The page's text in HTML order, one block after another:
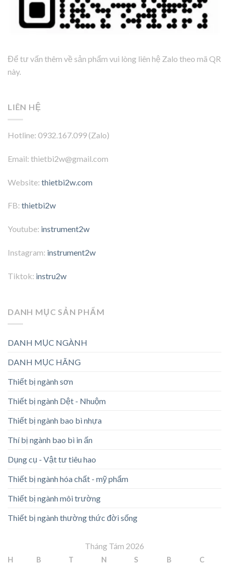
Để tư vấn thêm về sản phẩm vui lòng liên hệ Zalo theo mã QR
này.
LIÊN HỆ
Hotline: 0932.167.099 (Zalo)
Email: thietbi2w@gmail.com
Website: thietbi2w.com
FB: thietbi2w
Youtube: instrument2w
Instagram: instrument2w
Tiktok: instru2w
DANH MỤC SẢN PHẨM
DANH MỤC NGÀNH
DANH MỤC HÃNG
Thiết bị ngành sơn
Thiết bị ngành Dệt - Nhuộm
Thiết bị ngành bao bì nhựa
Thí bị ngành bao bì in ấn
Dụng cụ - Vật tư tiêu hao
Thiết bị ngành hóa chất - mỹ phẩm
Thiết bị ngành môi trường
Thiết bị ngành thường thức đời sống
Tháng Tám 2026
H B T N S B C